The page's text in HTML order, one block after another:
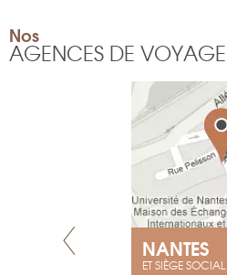
Nos
AGENCES DE VOYAGE
NANTES
ET SIÈGE SOCIAL